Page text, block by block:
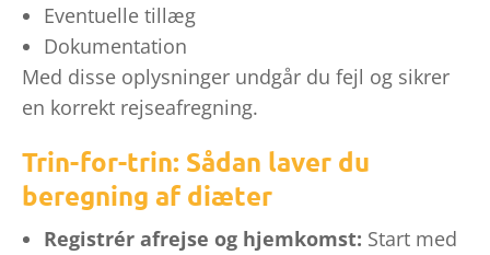
Eventuelle tillæg
Dokumentation
Med disse oplysninger undgår du fejl og sikrer
en korrekt rejseafregning.
Trin-for-trin: Sådan laver du
beregning af diæter
Registrér afrejse og hjemkomst: Start med